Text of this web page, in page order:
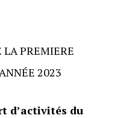
LA PREMIERE
2023
d’activités du